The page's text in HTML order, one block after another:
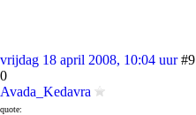
vrijdag 18 april 2008, 10:04 uur #9
0
Avada_Kedavra
quote: